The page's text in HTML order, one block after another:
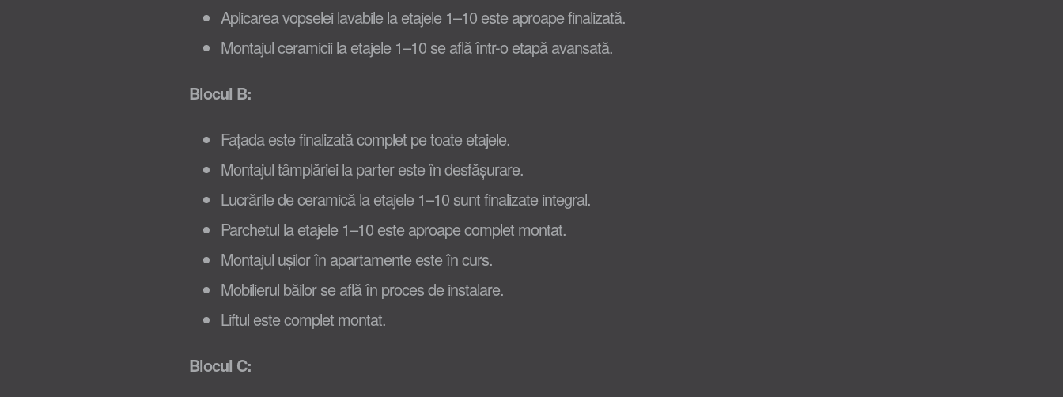
Aplicarea vopselei lavabile la etajele 1–10 este aproape finalizată.
Montajul ceramicii la etajele 1–10 se află într-o etapă avansată.
Blocul B:
Fațada este finalizată complet pe toate etajele.
Montajul tâmplăriei la parter este în desfășurare.
Lucrările de ceramică la etajele 1–10 sunt finalizate integral.
Parchetul la etajele 1–10 este aproape complet montat.
Montajul ușilor în apartamente este în curs.
Mobilierul băilor se află în proces de instalare.
Liftul este complet montat.
Blocul C: